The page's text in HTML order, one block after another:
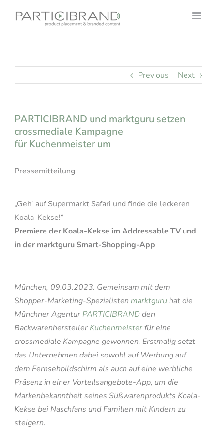
Previous Next
PARTICIBRAND und marktguru setzen
crossmediale Kampagne
für Kuchenmeister um
Pressemitteilung
„Geh‘ auf Supermarkt Safari und finde die leckeren
Koala-Kekse!“
Premiere der Koala-Kekse im Addressable TV und
in der marktguru Smart-Shopping-App
München, 09.03.2023. Gemeinsam mit dem
Shopper-Marketing-Spezialisten marktguru hat die
Münchner Agentur PARTICIBRANDden
Backwarenhersteller Kuchenmeisterfür eine
crossmediale Kampagne gewonnen. Erstmalig setzt
das Unternehmen dabei sowohl auf Werbung auf
dem Fernsehbildschirm als auch auf eine werbliche
Präsenz in einer Vorteilsangebote-App, um die
Markenbekanntheit seines Süßwarenprodukts Koala-
Kekse bei Naschfans und Familien mit Kindern zu
steigern.